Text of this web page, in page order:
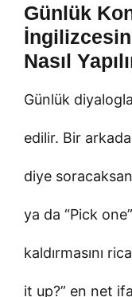
Günlük
Nasıl
Günlük
edilir. Bir
diye
ya da “Pick
kaldırmasını
it up?” en net